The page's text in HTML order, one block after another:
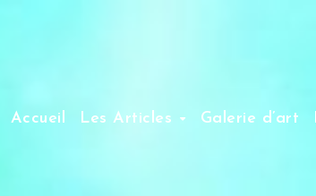
Accueil Les Articles Galerie d’art